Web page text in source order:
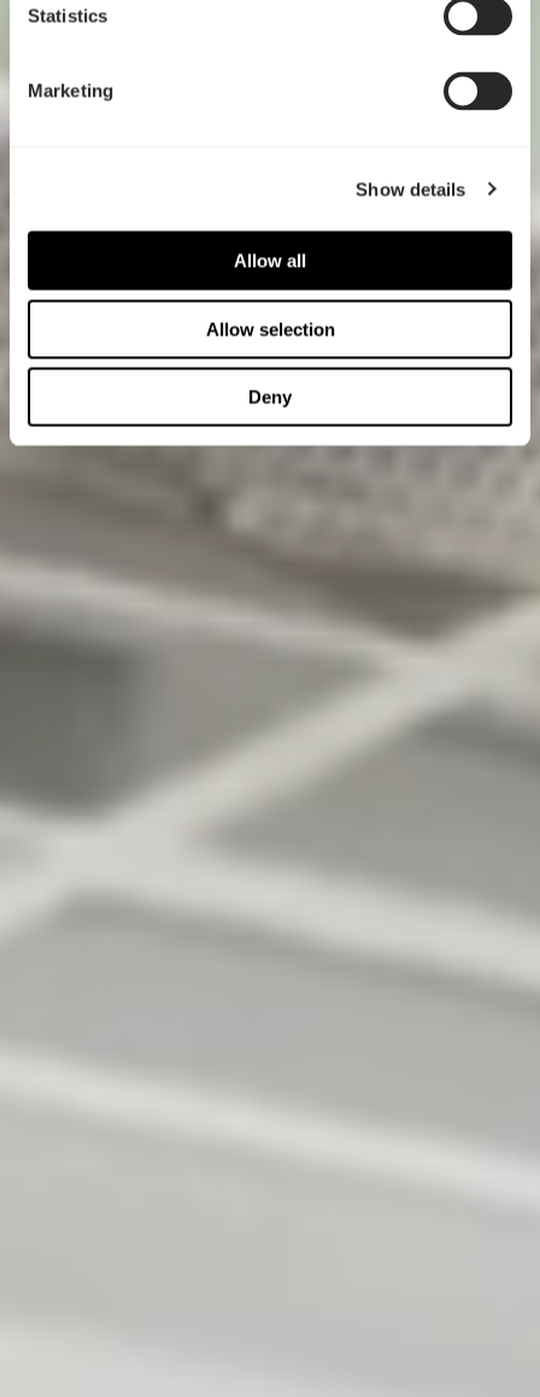
Statistics
Marketing
Show details
Allow all
Allow selection
Deny